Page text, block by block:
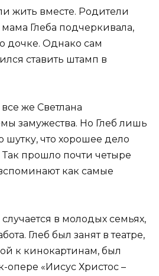
жить вместе. Родители
Глеба подчеркивала,
дочке. Однако сам
ставить штамп в
же Светлана
замужества. Но Глеб лишь
шутку, что хорошее дело
Так прошло почти четыре
как самые
случается в молодых семьях,
Глеб был занят в театре,
к кинокартинам, был
опере «Иисус Христос –